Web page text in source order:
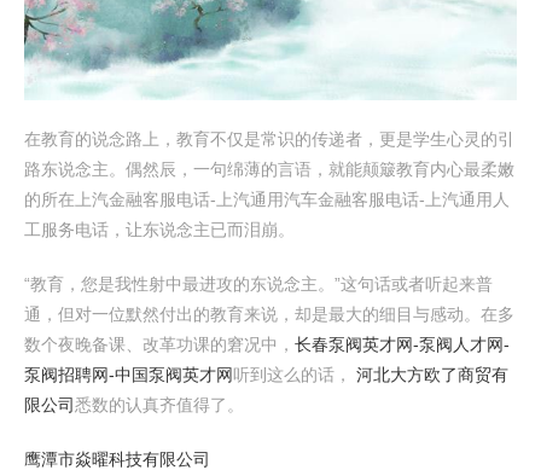
在教育的说念路上，教育不仅是常识的传递者，更是学生心灵的引
路东说念主。偶然辰，一句绵薄的言语，就能颠簸教育内心最柔嫩
的所在上汽金融客服电话-上汽通用汽车金融客服电话-上汽通用人
工服务电话，让东说念主已而泪崩。
“教育，您是我性射中最进攻的东说念主。”这句话或者听起来普
通，但对一位默然付出的教育来说，却是最大的细目与感动。在多
数个夜晚备课、改革功课的窘况中， 长春泵阀英才网-泵阀人才网-
泵阀招聘网-中国泵阀英才网听到这么的话， 河北大方欧了商贸有
限公司悉数的认真齐值得了。
鹰潭市焱曜科技有限公司